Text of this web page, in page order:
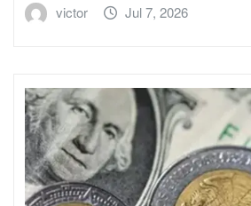
victor Jul 7, 2026